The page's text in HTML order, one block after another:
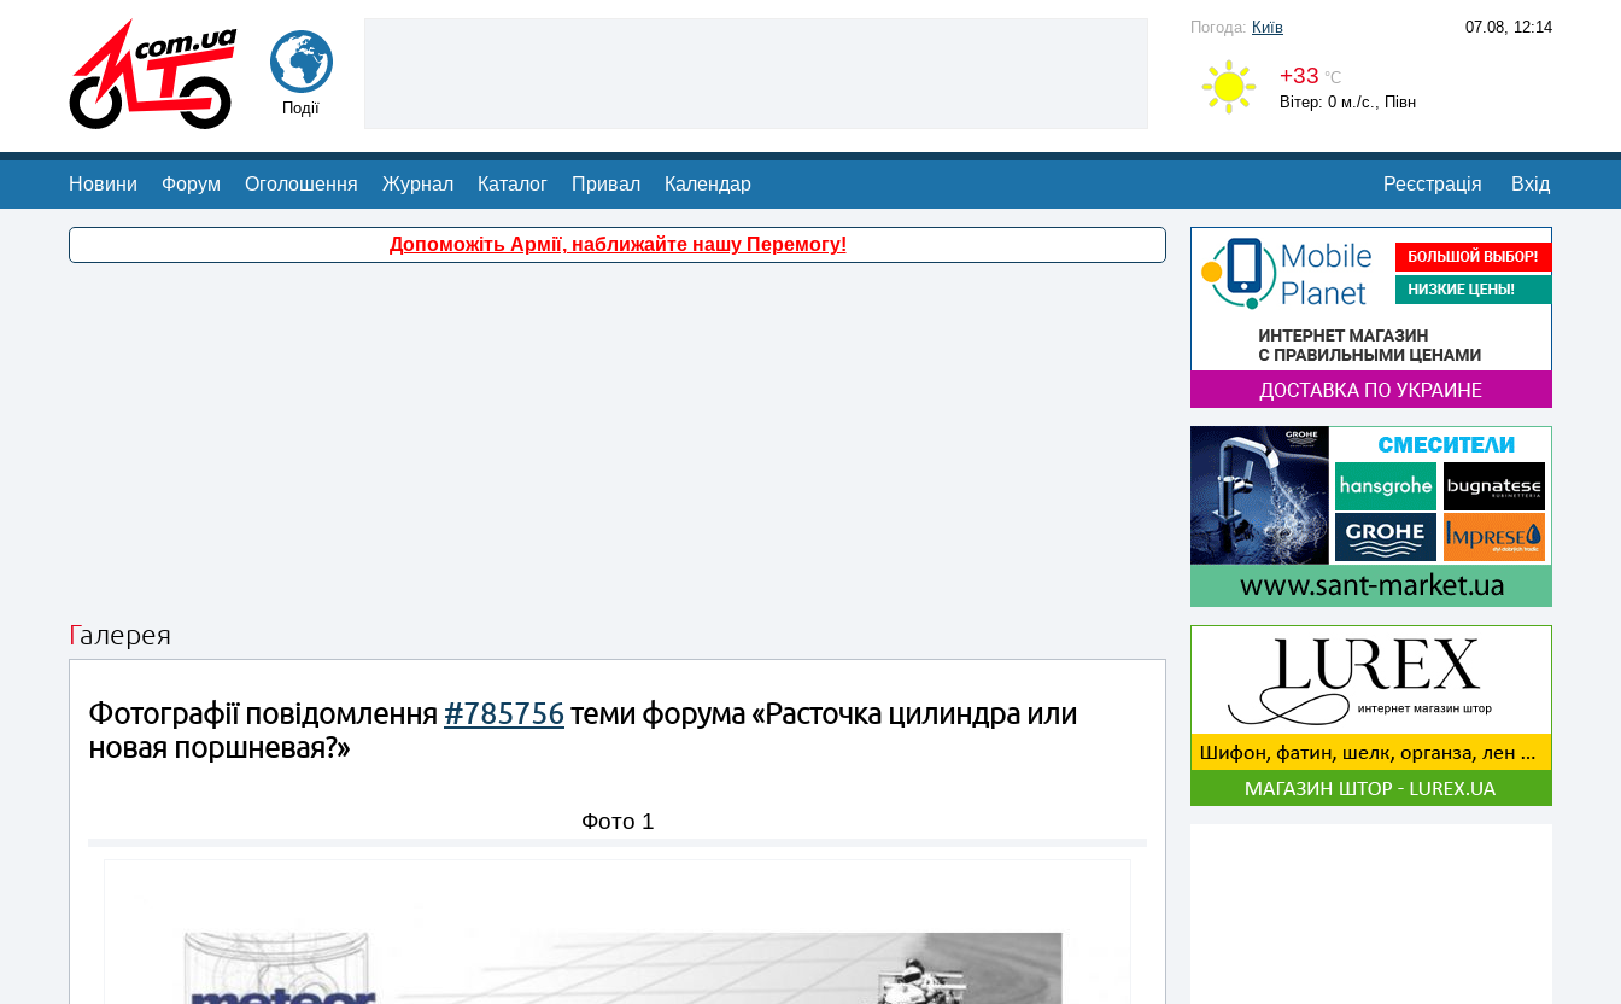
Події
Погода: Київ 07.08, 12:14
+33 °С
Вітер: 0 м./с., Півн
Новини Форум Оголошення Журнал Каталог Привал Календар Реєстрація Вхід
Допоможіть Армії, наближайте нашу Перемогу!
Галерея
Фотографії повідомлення #785756 теми форума «Расточка цилиндра или
новая поршневая?»
Фото 1